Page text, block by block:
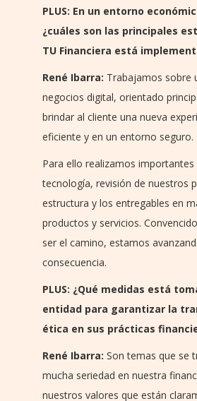
PLUS: En un entorno
¿cuáles son las principales
TU Financiera está
René Ibarra: Trabajamos sobre
negocios digital, orientado
brindar al cliente una nueva
eficiente y en un entorno seguro.
Para ello realizamos importantes
tecnología, revisión de nuestros
estructura y los entregables en
productos y servicios.
ser el camino, estamos
consecuencia.
PLUS: ¿Qué medidas está
entidad para garantizar la
ética en sus prácticas
René Ibarra: Son temas que se
mucha seriedad en nuestra
nuestros valores que están